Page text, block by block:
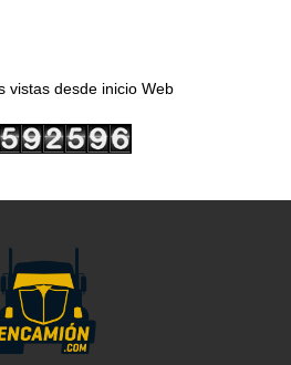
vistas desde inicio Web